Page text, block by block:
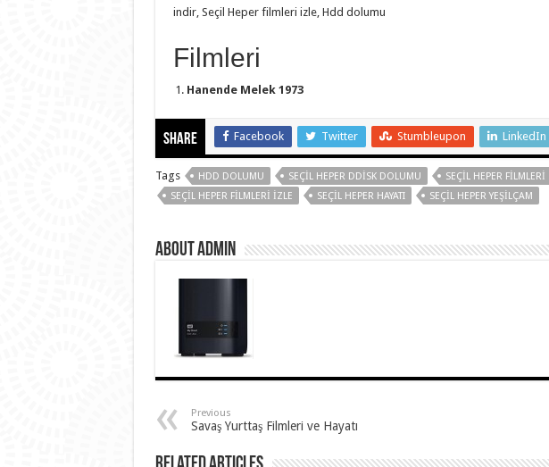
indir, Seçil Heper filmleri izle, Hdd dolumu
Filmleri
Hanende Melek 1973
Share Facebook Twitter Stumbleupon LinkedIn
Tags HDD DOLUMU SEÇIL HEPER DDISK DOLUMU SEÇIL HEPER FILMLERI
SEÇIL HEPER FILMLERI IZLE
SEÇIL HEPER HAYATI SEÇIL HEPER YEŞILÇAM
About Admin
Previous
Savaş Yurttaş Filmleri ve Hayatı